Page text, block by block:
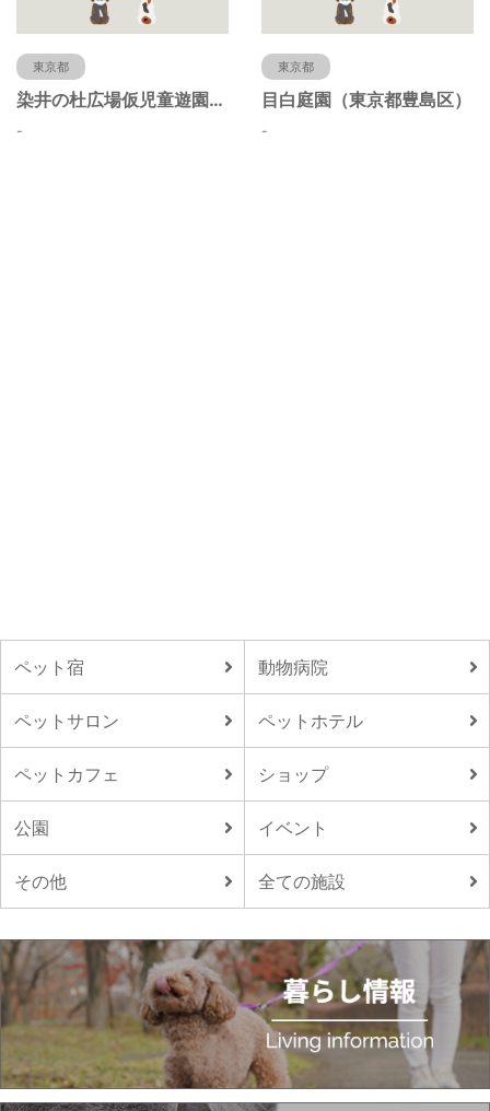
東京都
染井の杜広場仮児童遊園（東京都豊島区）
-
東京都
目白庭園（東京都豊島区）
-
ペット宿 動物病院
ペットサロン ペットホテル
ペットカフェ ショップ
公園 イベント
その他 全ての施設